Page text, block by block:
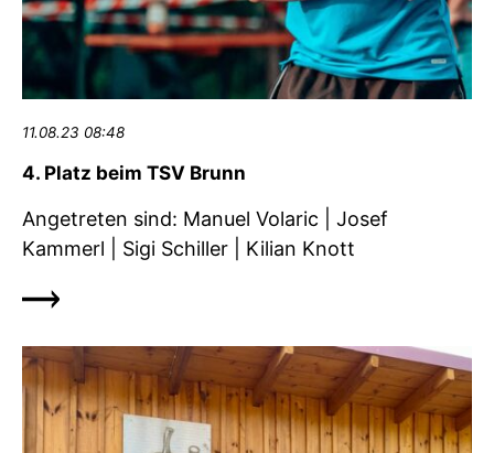
11.08.23 08:48
4. Platz beim TSV Brunn
Angetreten sind: Manuel Volaric | Josef
Kammerl | Sigi Schiller | Kilian Knott